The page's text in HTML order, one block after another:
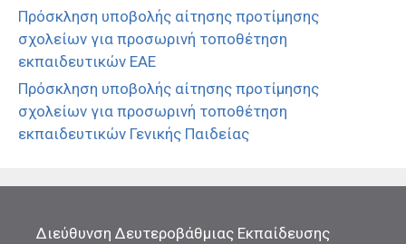
Πρόσκληση υποβολής αίτησης προτίμησης
σχολείων για προσωρινή τοποθέτηση
εκπαιδευτικών ΕΑΕ
Πρόσκληση υποβολής αίτησης προτίμησης
σχολείων για προσωρινή τοποθέτηση
εκπαιδευτικών Γενικής Παιδείας
Διεύθυνση Δευτεροβάθμιας Εκπαίδευσης